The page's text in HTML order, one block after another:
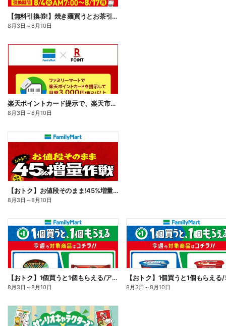
【無料引換券!】焼き麺買うとお茶引換券貰える!
8月3日 ～8月10日
楽天ポイントカード提示で、楽天市場でのお買い物がおトクに!
8月3日 ～8月10日
【おトク】お値段そのまま!45%増量作戦!
8月3日 ～8月10日
【おトク】1個買うと1個もらえる/アイス
8月3日 ～8月10日 8月3日 ～8月10日